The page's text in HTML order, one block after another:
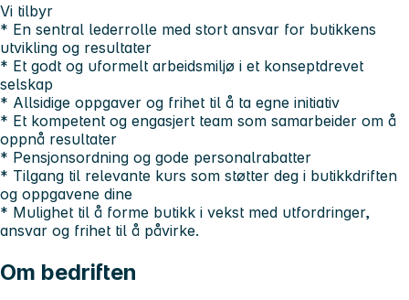
Vi tilbyr
* En sentral lederrolle med stort ansvar for butikkens
utvikling og resultater
* Et godt og uformelt arbeidsmiljø i et konseptdrevet
selskap
* Allsidige oppgaver og frihet til å ta egne initiativ
* Et kompetent og engasjert team som samarbeider om å
oppnå resultater
* Pensjonsordning og gode personalrabatter
* Tilgang til relevante kurs som støtter deg i butikkdriften
og oppgavene dine
* Mulighet til å forme butikk i vekst med utfordringer,
ansvar og frihet til å påvirke.
Om bedriften